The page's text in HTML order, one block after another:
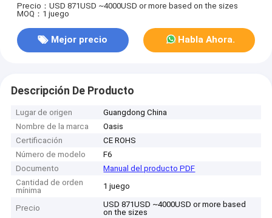
Precio：USD 871USD ~4000USD or more based on the sizes
MOQ：1 juego
Mejor precio Habla Ahora.
Descripción De Producto
Lugar de origen
Guangdong China
Nombre de la marca
Oasis
Certificación
CE ROHS
Número de modelo
F6
Documento
Manual del producto PDF
Cantidad de orden
mínima
1 juego
Precio
USD 871USD ~4000USD or more based
on the sizes